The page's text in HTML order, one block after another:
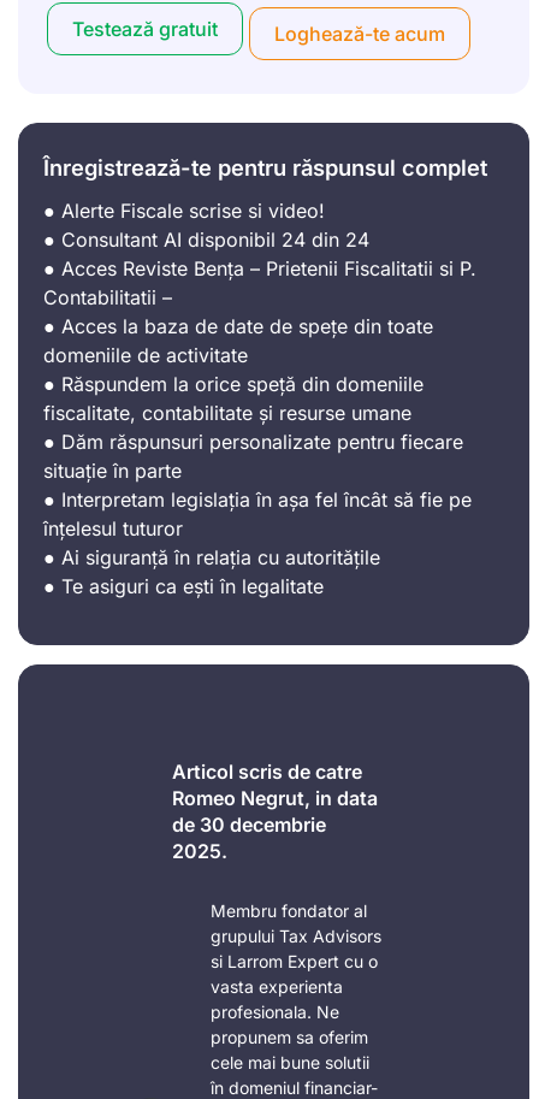
Testează gratuit Loghează-te acum
Înregistrează-te pentru răspunsul complet
● Alerte Fiscale scrise si video!
● Consultant AI disponibil 24 din 24
● Acces Reviste Bența – Prietenii Fiscalitatii si P.
Contabilitatii –
● Acces la baza de date de spețe din toate
domeniile de activitate
● Răspundem la orice speță din domeniile
fiscalitate, contabilitate și resurse umane
● Dăm răspunsuri personalizate pentru fiecare
situație în parte
● Interpretam legislația în așa fel încât să fie pe
înțelesul tuturor
● Ai siguranță în relația cu autoritățile
● Te asiguri ca ești în legalitate
Articol scris de catre
Romeo Negrut, in data
de 30 decembrie
2025.
Membru fondator al
grupului Tax Advisors
si Larrom Expert cu o
vasta experienta
profesionala. Ne
propunem sa oferim
cele mai bune solutii
în domeniul financiar-